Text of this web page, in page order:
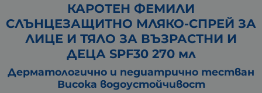
КАРОТЕН ФЕМИЛИ
СЛЪНЦЕЗАЩИТНО МЛЯКО-СПРЕЙ ЗА
ЛИЦЕ И ТЯЛО ЗА ВЪЗРАСТНИ И
ДЕЦА SPF30 270 мл
Дерматологично и педиатрично тестван
Висока водоустойчивост